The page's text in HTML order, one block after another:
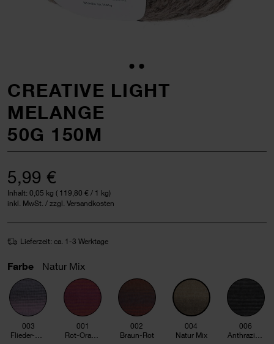
CREATIVE LIGHT
MELANGE
50G 150M
5,99 €
Inhalt: 0,05 kg ( 119,80 € / 1 kg)
inkl. MwSt. / zzgl. Versandkosten
Lieferzeit: ca. 1-3 Werktage
Farbe Natur Mix
003
001
Rot-Orange
002
Braun-Rot
004
Natur Mix
006